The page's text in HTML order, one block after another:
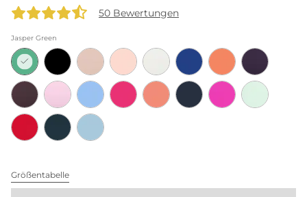
50 Bewertungen
Jasper Green
Größentabelle